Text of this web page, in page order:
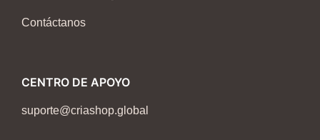
Contáctanos
CENTRO DE APOYO
suporte@criashop.global